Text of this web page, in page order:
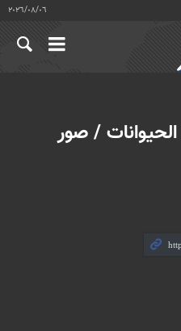
٠٦‏/٠٨‏/٢٠٢٦
/ صور